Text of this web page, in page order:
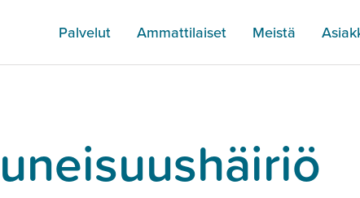
Palvelut Ammattilaiset Meistä